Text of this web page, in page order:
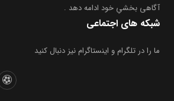
آگاهی بخشیِ خود ادامه دهد .
شبکه های اجتماعی
ما را در تلگرام و اینستاگرام نیز دنبال کنید